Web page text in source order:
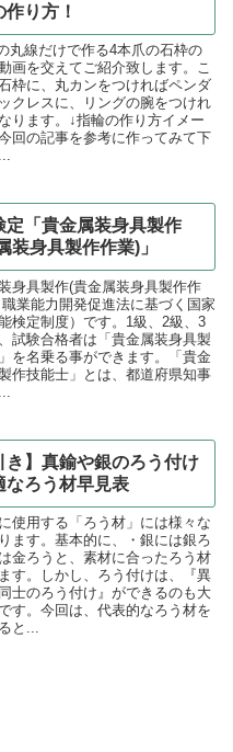
作り方！
丸線だけで作る4本爪の石枠の
画を交えてご紹介致します。こ
枠に、丸カンをつければペンダ
クレスに、リングの腕をつけれ
ります。↓指輪の作り方イメー
回の記事を参考に作ってみて下
定「貴金属装身具製作
装身具製作作業)」
装身具製作(貴金属装身具製作作
業能力開発促進法に基づく国家
検定制度）です。1級、2級、3
試験合格者は「貴金属装身具製
を名乗る事ができます。「貴金
作技能士」とは、都道府県知事
き】真鍮や銀のろう付け
なろう材早見表
使用する「ろう材」には様々な
ます。基本的に、・銀には銀ろ
金ろうと、素材に合ったろう材
す。しかし、ろう付けは、『異
士のろう付け』ができるのも大
す。今回は、代表的なろう材を
と...